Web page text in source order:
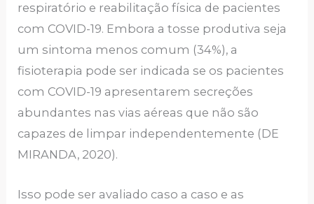
respiratório e reabilitação física de pacientes
com COVID-19. Embora a tosse produtiva seja
um sintoma menos comum (34%), a
fisioterapia pode ser indicada se os pacientes
com COVID-19 apresentarem secreções
abundantes nas vias aéreas que não são
capazes de limpar independentemente (DE
MIRANDA, 2020).
Isso pode ser avaliado caso a caso e as